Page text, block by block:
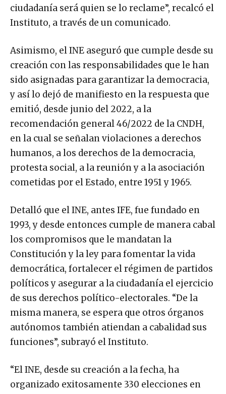
ciudadanía será quien se lo reclame”, recalcó el
Instituto, a través de un comunicado.
Asimismo, el INE aseguró que cumple desde su
creación con las responsabilidades que le han
sido asignadas para garantizar la democracia,
y así lo dejó de manifiesto en la respuesta que
emitió, desde junio del 2022, a la
recomendación general 46/2022 de la CNDH,
en la cual se señalan violaciones a derechos
humanos, a los derechos de la democracia,
protesta social, a la reunión y a la asociación
cometidas por el Estado, entre 1951 y 1965.
Detalló que el INE, antes IFE, fue fundado en
1993, y desde entonces cumple de manera cabal
los compromisos que le mandatan la
Constitución y la ley para fomentar la vida
democrática, fortalecer el régimen de partidos
políticos y asegurar a la ciudadanía el ejercicio
de sus derechos político-electorales. “De la
misma manera, se espera que otros órganos
autónomos también atiendan a cabalidad sus
funciones”, subrayó el Instituto.
“El INE, desde su creación a la fecha, ha
organizado exitosamente 330 elecciones en